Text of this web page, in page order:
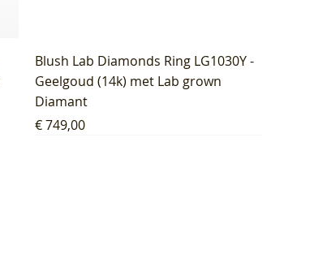
Blush Lab Diamonds Ring LG1030Y -
Geelgoud (14k) met Lab grown
Diamant
Prijs
€ 749,00